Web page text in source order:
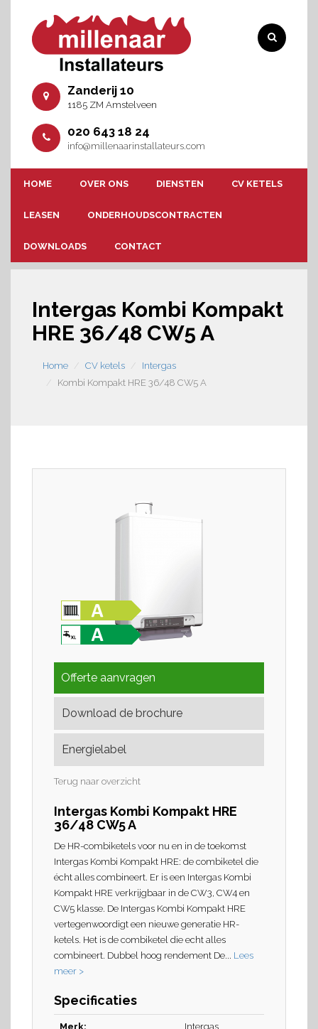
Zanderij 10
1185 ZM Amstelveen
020 643 18 24
info@millenaarinstallateurs.com
HOME OVER ONS DIENSTEN CV KETELS
LEASEN ONDERHOUDSCONTRACTEN
DOWNLOADS CONTACT
Intergas Kombi Kompakt
HRE 36/48 CW5 A
Home CV ketels
Intergas
Kombi Kompakt HRE 36/48 CW5 A
Offerte aanvragen
Download de brochure
Energielabel
Terug naar overzicht
Intergas Kombi Kompakt HRE
36/48 CW5 A
De HR-combiketels voor nu en in de toekomst
Intergas Kombi Kompakt HRE: de combiketel die
écht alles combineert. Er is een Intergas Kombi
Kompakt HRE verkrijgbaar in de CW3, CW4 en
CW5 klasse. De Intergas Kombi Kompakt HRE
vertegenwoordigt een nieuwe generatie HR-
ketels. Het is de combiketel die echt alles
combineert. Dubbel hoog rendement De... Lees
meer >
Specificaties
Merk: Intergas